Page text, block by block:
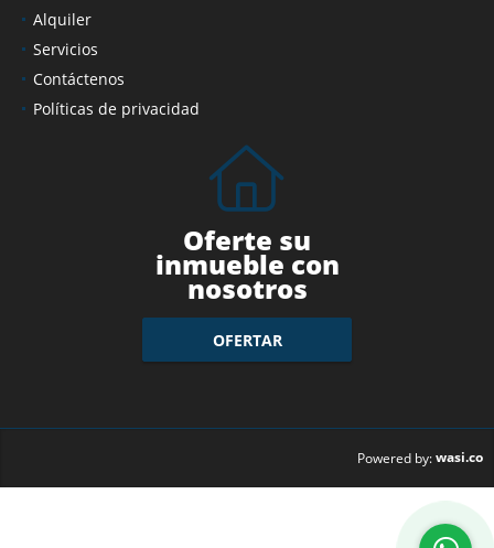
Ventas
Alquiler
Servicios
Contáctenos
Oferte su
inmueble con
nosotros
OFERTAR
Powered by:wasi.co